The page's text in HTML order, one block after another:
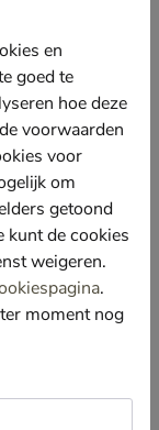
populair,
imitatieleer
van de
ook een
snelle vocht
koel houdt.
en het
maakt.
gripvast
en
goed te
hoe deze
voorwaarden
voor
om
getoond
kunt de cookies
weigeren.
.
moment nog